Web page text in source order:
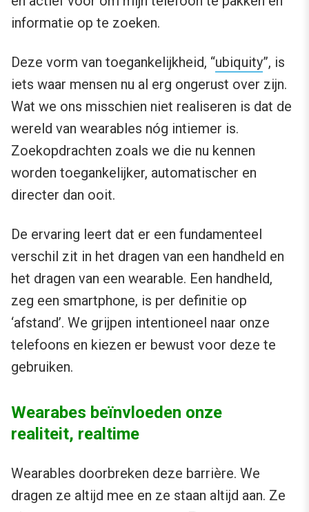
informatie op te zoeken.
Deze vorm van toegankelijkheid, “ubiquity”, is
iets waar mensen nu al erg ongerust over zijn.
Wat we ons misschien niet realiseren is dat de
wereld van wearables nóg intiemer is.
Zoekopdrachten zoals we die nu kennen
worden toegankelijker, automatischer en
directer dan ooit.
De ervaring leert dat er een fundamenteel
verschil zit in het dragen van een handheld en
het dragen van een wearable. Een handheld,
zeg een smartphone, is per definitie op
‘afstand’. We grijpen intentioneel naar onze
telefoons en kiezen er bewust voor deze te
gebruiken.
Wearabes beïnvloeden onze
realiteit, realtime
Wearables doorbreken deze barrière. We
dragen ze altijd mee en ze staan altijd aan. Ze